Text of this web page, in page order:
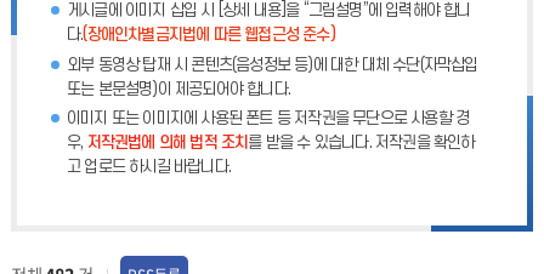
게시글에 이미지 삽입 시 [상세 내용]을 “그림설명”에 입력해야 합니
다.(장애인차별금지법에 따른 웹접근성 준수)
외부 동영상 탑재 시 콘텐츠(음성정보 등)에 대한 대체 수단(자막삽입
또는 본문설명)이 제공되어야 합니다.
이미지 또는 이미지에 사용된 폰트 등 저작권을 무단으로 사용할 경
우, 저작권법에 의해 법적 조치 를 받을 수 있습니다. 저작권을 확인하
고 업로드 하시길 바랍니다.